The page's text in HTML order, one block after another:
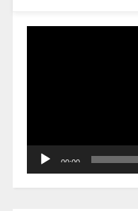
00:00